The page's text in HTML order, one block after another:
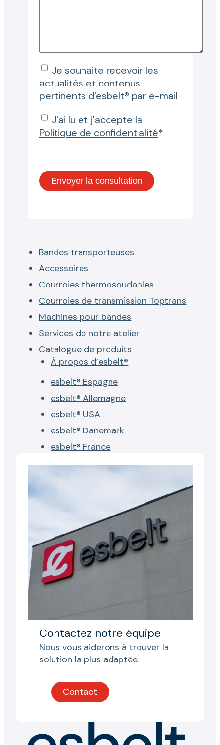
Je souhaite recevoir les
actualités et contenus
pertinents d'esbelt® par e-mail
J'ai lu et j'accepte la
Politique de confidentialité*
Bandes transporteuses
Accessoires
Courroies thermosoudables
Courroies de transmission Toptrans
Machines pour bandes
Services de notre atelier
Catalogue de produits
À propos d’esbelt®
esbelt® Espagne
esbelt® Allemagne
esbelt® USA
esbelt® Danemark
esbelt® France
Contactez notre équipe
Nous vous aiderons à trouver la
solution la plus adaptée.
Contact